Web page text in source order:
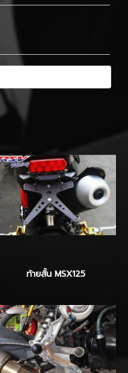
ท้ายสั้น MSX125